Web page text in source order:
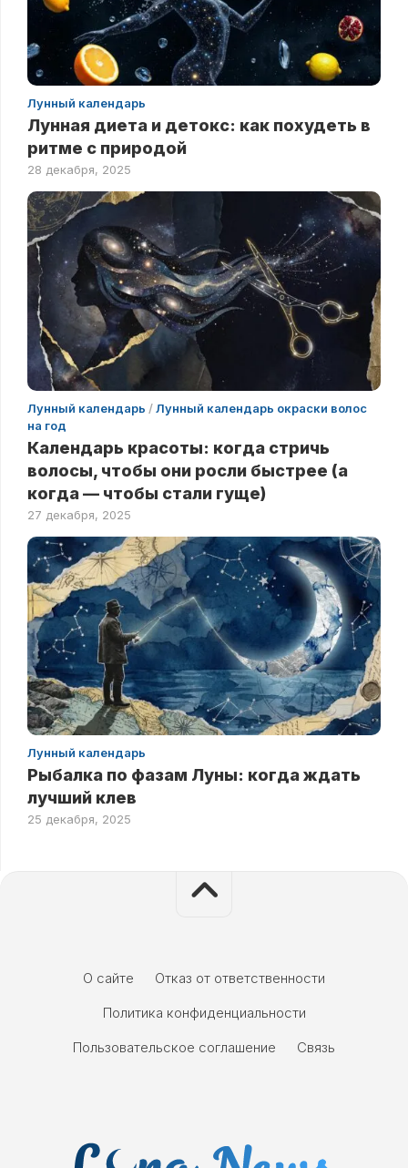
Лунный календарь
Лунная диета и детокс: как похудеть в
ритме с природой
28 декабря, 2025
Лунный календарь /Лунный календарь окраски волос
на год
Календарь красоты: когда стричь
волосы, чтобы они росли быстрее (а
когда — чтобы стали гуще)
27 декабря, 2025
Лунный календарь
Рыбалка по фазам Луны: когда ждать
лучший клев
25 декабря, 2025
О сайте
Отказ от ответственности
Политика конфиденциальности
Пользовательское соглашение
Связь